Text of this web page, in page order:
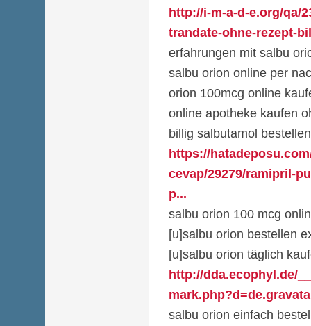
http://i-m-a-d-e.org/qa/
trandate-ohne-rezept-
erfahrungen mit salbu
salbu orion online per
orion 100mcg online
online apotheke kaufen
billig salbutamol
https://
cevap/29279/ramipril-
p...
salbu orion 100 mcg
[u]salbu orion bestellen
[u]salbu orion täglich
http://dda.ecophyl.de/
salbu orion einfach